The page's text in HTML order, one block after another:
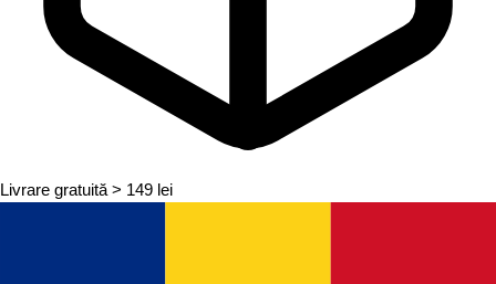
Livrare gratuită > 149 lei